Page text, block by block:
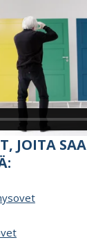
JOITA SAA